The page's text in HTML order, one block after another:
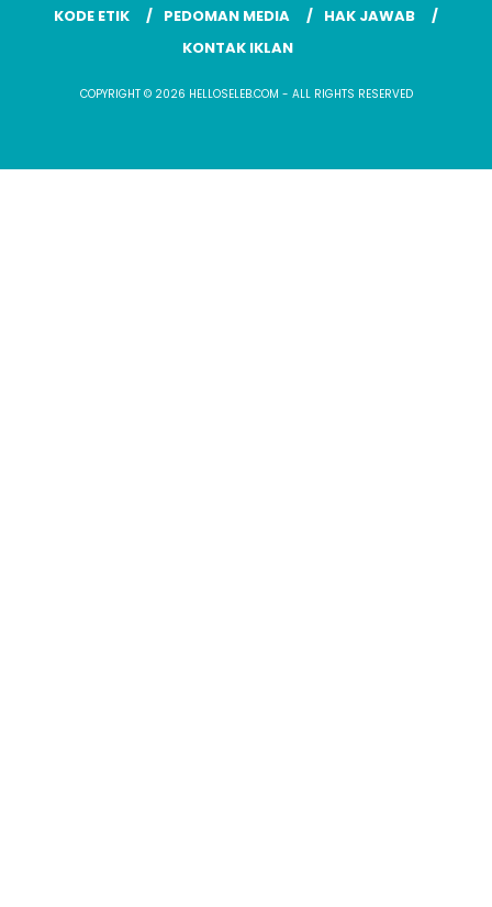
KODE ETIK
PEDOMAN MEDIA
HAK JAWAB
KONTAK IKLAN
COPYRIGHT © 2026 HELLOSELEB.COM - ALL RIGHTS RESERVED